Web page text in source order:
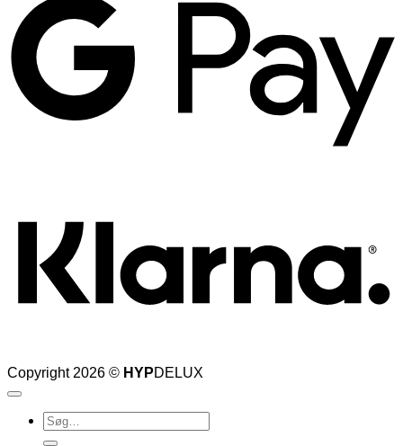
Copyright 2026 © HYPDELUX
Søg
efter: